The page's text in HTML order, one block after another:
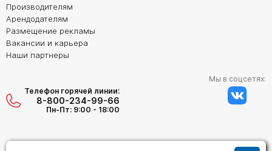
Производителям
Арендодателям
Размещение рекламы
Вакансии и карьера
Наши партнеры
Телефон горячей линии:
8-800-234-99-66
Пн-Пт: 9:00 - 18:00
Мы в соцсетях: